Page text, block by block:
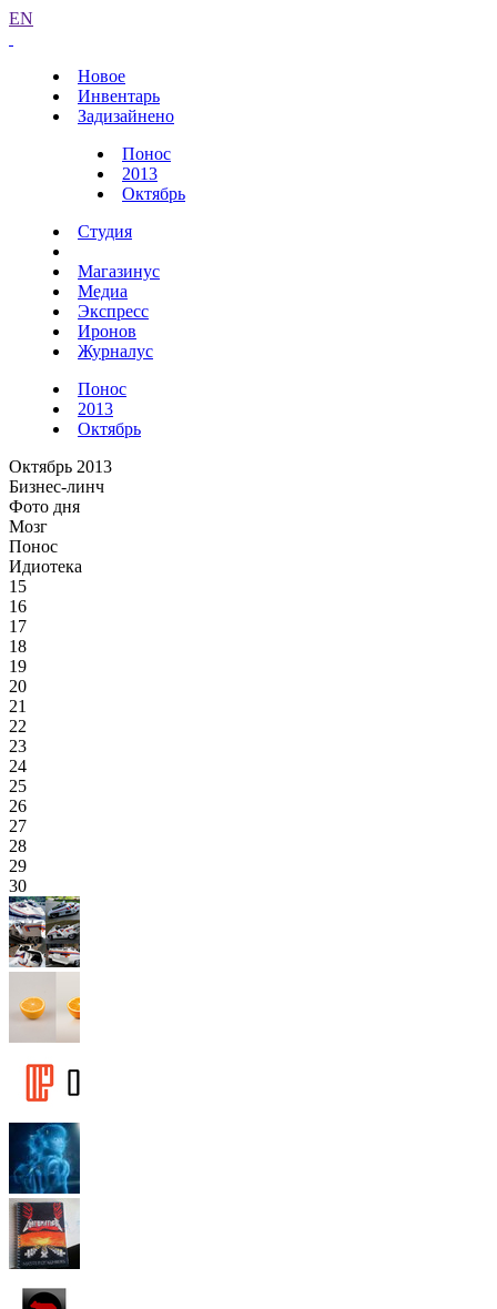
EN
Новое
Инвентарь
Задизайнено
Понос
2013
Октябрь
Студия
Магазинус
Медиа
Экспресс
Иронов
Журналус
Понос
2013
Октябрь
Октябрь 2013
Бизнес-линч
Фото дня
Мозг
Понос
Идиотека
15
16
17
18
19
20
21
22
23
24
25
26
27
28
29
30